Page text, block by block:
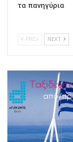
τα πανηγύρια
PREV NEXT